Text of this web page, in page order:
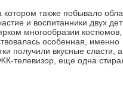
также побывало
и воспитанники двух
многообразии
особенная,
получили вкусные сласти,
телевизор, еще одна